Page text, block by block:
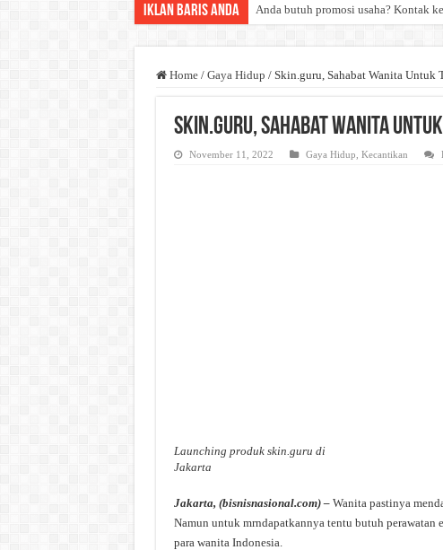
Iklan Baris Anda Anda butuh promosi usaha? Kontak
Home / Gaya Hidup / Skin.guru, Sahabat Wanita Untuk
Skin.guru, Sahabat Wanita
November 11, 2022 Gaya Hidup Kecantikan
Launching produk skin.guru di
Jakarta
Jakarta, (bisnisnasional.com) – Wanita pastinya
Namun untuk mrndapatkannya tentu butuh
para wanita Indonesia.